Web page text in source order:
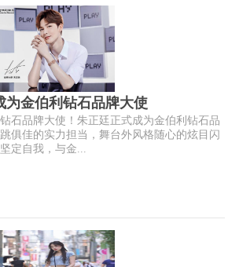
为金伯利钻石品牌大使
石品牌大使！朱正廷正式成为金伯利钻石品
俱佳的实力担当，舞台外风格随心的炫目闪
定自我，与金...